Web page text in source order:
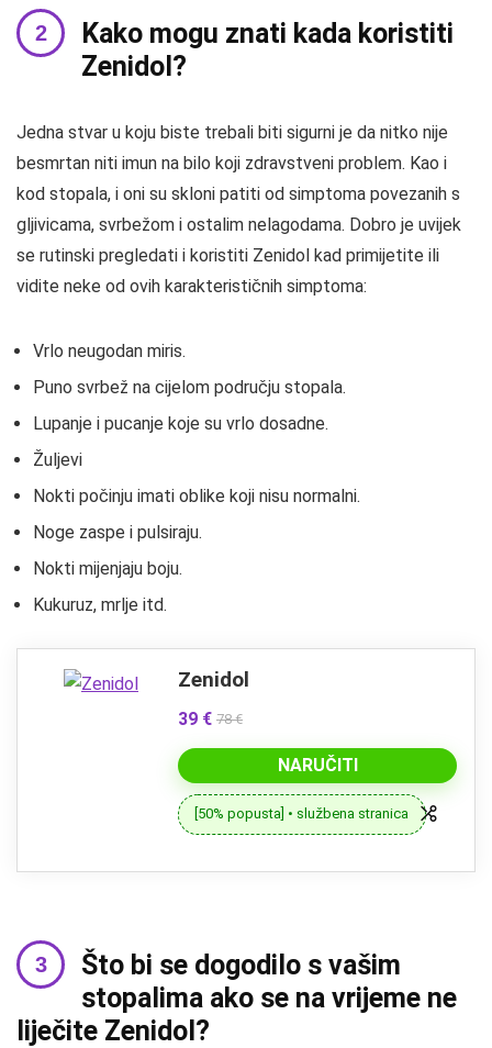
Kako mogu znati kada koristiti
Zenidol?
Jedna stvar u koju biste trebali biti sigurni je da nitko nije
besmrtan niti imun na bilo koji zdravstveni problem. Kao i
kod stopala, i oni su skloni patiti od simptoma povezanih s
gljivicama, svrbežom i ostalim nelagodama. Dobro je uvijek
se rutinski pregledati i koristiti Zenidol kad primijetite ili
vidite neke od ovih karakterističnih simptoma:
Vrlo neugodan miris.
Puno svrbež na cijelom području stopala.
Lupanje i pucanje koje su vrlo dosadne.
Žuljevi
Nokti počinju imati oblike koji nisu normalni.
Noge zaspe i pulsiraju.
Nokti mijenjaju boju.
Kukuruz, mrlje itd.
Zenidol
39 € 78 €
NARUČITI
[50% popusta] • službena stranica
Što bi se dogodilo s vašim
stopalima ako se na vrijeme ne
liječite Zenidol?